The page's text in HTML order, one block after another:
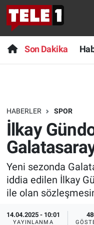
Son Dakika
HABERLER SPOR
İlkay
Yeni sezonda
iddia edilen İlkay
ile olan
14.04.2025 - 10:01
YAYINLANMA
Anında Manşet
Başka Sohbetler
Bilim turu
Bilim ve
Doğa Konuşuyor
Dünya
Ege Saati
Son Dakika
Haber
Dünya
Teknoloji
Sağlık
Spor
Yayın Akışı
Nöbetçi
Hava Durumu
Trafik Durumu
Süper Lig Puan
Tüm Manşetler
Son Dakika
Haber Arşivi